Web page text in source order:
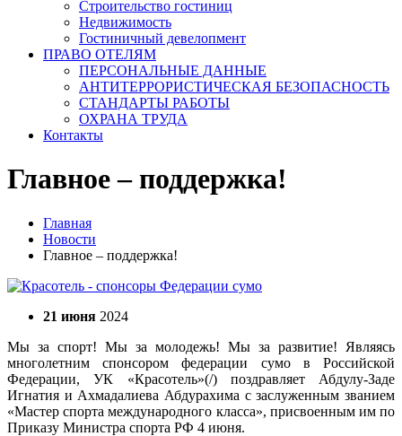
Строительство гостиниц
Недвижимость
Гостиничный девелопмент
ПРАВО ОТЕЛЯМ
ПЕРСОНАЛЬНЫЕ ДАННЫЕ
АНТИТЕРРОРИСТИЧЕСКАЯ БЕЗОПАСНОСТЬ
СТАНДАРТЫ РАБОТЫ
ОХРАНА ТРУДА
Контакты
Главное – поддержка!
Главная
Новости
Главное – поддержка!
21 июня 2024
Мы за спорт! Мы за молодежь! Мы за развитие! Являясь
многолетним спонсором федерации сумо в Российской
Федерации, УК «Красотель»(/) поздравляет Абдулу-Заде
Игнатия и Ахмадалиева Абдурахима с заслуженным званием
«Мастер спорта международного класса», присвоенным им по
Приказу Министра спорта РФ 4 июня.